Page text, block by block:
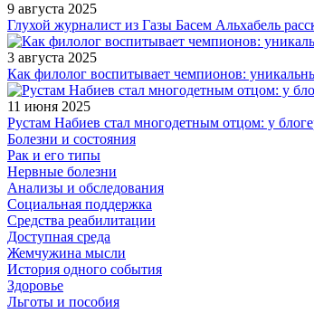
9 августа 2025
Глухой журналист из Газы Басем Альхабель
3 августа 2025
Как филолог воспитывает чемпионов:
11 июня 2025
Рустам Набиев стал многодетным отцом: у
Болезни и состояния
Рак и его типы
Нервные болезни
Анализы и обследования
Социальная поддержка
Средства реабилитации
Доступная среда
Жемчужина мысли
История одного события
Здоровье
Льготы и пособия